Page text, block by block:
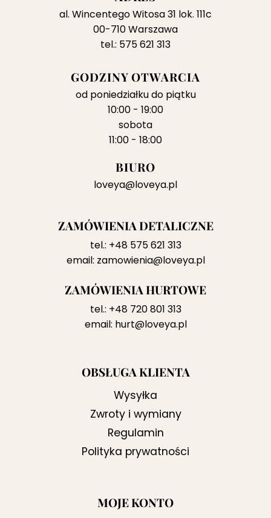
al. Wincentego Witosa 31 lok. 111c
00-710 Warszawa
tel.: 575 621 313
GODZINY OTWARCIA
od poniedziałku do piątku
10:00 - 19:00
sobota
11:00 - 18:00
BIURO
loveya@loveya.pl
ZAMÓWIENIA DETALICZNE
tel.: +48 575 621 313
email: zamowienia@loveya.pl
ZAMÓWIENIA HURTOWE
tel.: +48 720 801 313
email: hurt@loveya.pl
OBSŁUGA KLIENTA
Wysyłka
Zwroty i wymiany
Regulamin
Polityka prywatności
MOJE KONTO